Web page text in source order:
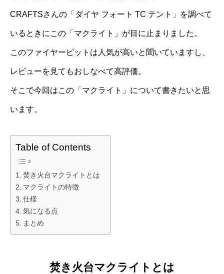
CRAFTSさんの「ダイヤ フォート TC テント」を調べて
いるときにこの「マクライト」が目に止まりました。
このファイヤーピットは人気が高いと聞いていますし、
レビューを見てもおしなべて高評価。
そこで今回はこの「マクライト」について書きたいと思
います。
Table of Contents
焚き火台マクライトとは
マクライトの特徴
仕様
気になる点
まとめ
焚き火台マクライトとは